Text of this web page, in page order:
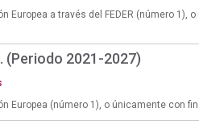
Europea a través del FEDER (número 1),
(Periodo 2021-2027)
Europea (número 1), o únicamente con